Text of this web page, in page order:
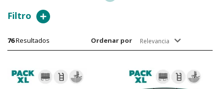
Filtro
76Resultados Ordenar por Relevancia